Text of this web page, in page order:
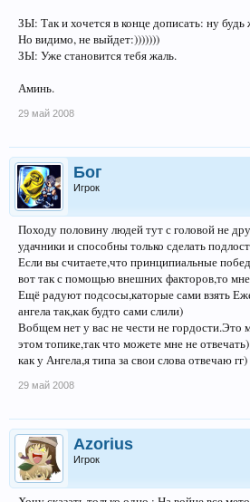
ЗЫ: Так и хочется в конце дописать: ну
Но видимо, не выйдет:)))))))
ЗЫ: Уже становится тебя жаль.
Аминь.
29 май 2008
Бог
Игрок
Походу половину людей тут с головой не
удачники и способны только сделать
Если вы считаете,что принципиальные
вот так с помощью внешних факторов,то
Ещё радуют подсосы,каторые сами взять
ангела так,как будто сами слили)
Вобщем нет у вас не чести не гордости.Это
этом топике,так что можете мне не
как у Ангела,я типа за свои слова отвечаю гг)
29 май 2008
Azorius
Игрок